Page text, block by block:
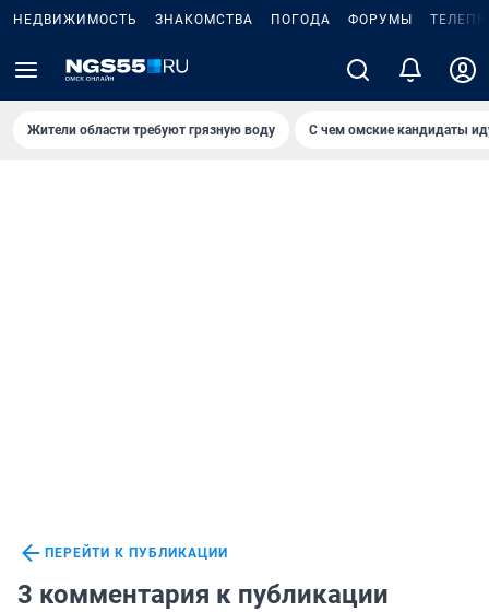
НЕДВИЖИМОСТЬ ЗНАКОМСТВА ПОГОДА ФОРУМЫ
Жители области требуют грязную воду С чем омские кандидаты
ПЕРЕЙТИ К ПУБЛИКАЦИИ
3 комментария к публикации